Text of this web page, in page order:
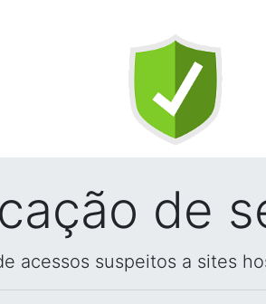
de
acessos suspeitos a sites